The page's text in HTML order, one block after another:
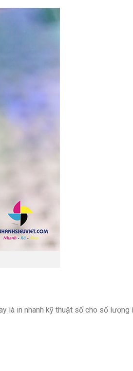
là in nhanh kỹ thuật số cho số